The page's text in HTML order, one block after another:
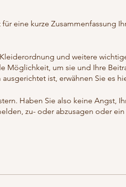
eine kurze Zusammenfassung
und weitere
Möglichkeit, um sie und Ihre
ist, erwähnen Sie es
Haben Sie also keine Angst,
zu- oder abzusagen oder ein